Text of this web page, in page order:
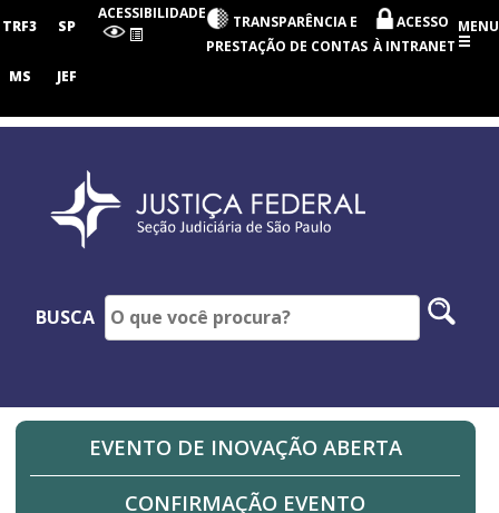
Judiciária
Paulo
TRF3 SP
MS JEF
ACESSIBILIDADE
TRANSPARÊNCIA E
PRESTAÇÃO DE CONTAS
ACESSO
À INTRANET
MENU
BUSCA
EVENTO DE INOVAÇÃO ABERTA
CONFIRMAÇÃO EVENTO